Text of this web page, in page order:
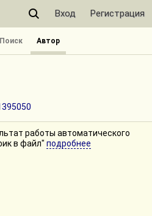
Вход Регистрация
Поиск Автор
работы автоматического
в файл" подробнее